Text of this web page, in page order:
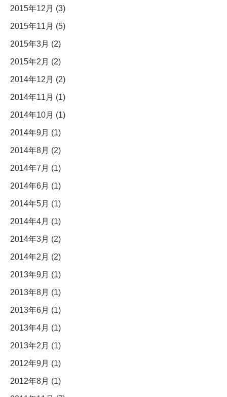
2015年12月 (3)
2015年11月 (5)
2015年3月 (2)
2015年2月 (2)
2014年12月 (2)
2014年11月 (1)
2014年10月 (1)
2014年9月 (1)
2014年8月 (2)
2014年7月 (1)
2014年6月 (1)
2014年5月 (1)
2014年4月 (1)
2014年3月 (2)
2014年2月 (2)
2013年9月 (1)
2013年8月 (1)
2013年6月 (1)
2013年4月 (1)
2013年2月 (1)
2012年9月 (1)
2012年8月 (1)